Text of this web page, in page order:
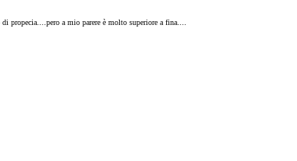
a mio parere è molto superiore a fina....